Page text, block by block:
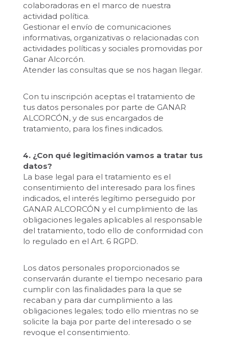
colaboradoras en el marco de nuestra
actividad política.
Gestionar el envío de comunicaciones
informativas, organizativas o relacionadas con
actividades políticas y sociales promovidas por
Ganar Alcorcón.
Atender las consultas que se nos hagan llegar.
Con tu inscripción aceptas el tratamiento de
tus datos personales por parte de GANAR
ALCORCÓN, y de sus encargados de
tratamiento, para los fines indicados.
4. ¿Con qué legitimación vamos a tratar tus
datos?
La base legal para el tratamiento es el
consentimiento del interesado para los fines
indicados, el interés legítimo perseguido por
GANAR ALCORCÓN y el cumplimiento de las
obligaciones legales aplicables al responsable
del tratamiento, todo ello de conformidad con
lo regulado en el Art. 6 RGPD.
Los datos personales proporcionados se
conservarán durante el tiempo necesario para
cumplir con las finalidades para la que se
recaban y para dar cumplimiento a las
obligaciones legales; todo ello mientras no se
solicite la baja por parte del interesado o se
revoque el consentimiento.